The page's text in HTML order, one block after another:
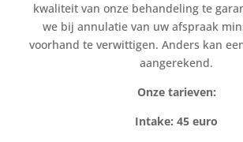
kwaliteit van onze behandeling te
we bij annulatie van uw afspraak
voorhand te verwittigen. Anders kan
aangerekend.
Onze tarieven:
Intake: 45 euro